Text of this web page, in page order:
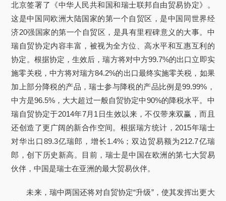
北京签署了《中华人民共和国和瑞士联邦自由贸易协定》。
这是中国同欧洲大陆国家的第一个自贸区，是中国同世界经
济20强国家的第一个自贸区，是具有里程碑意义的大事。中
瑞自贸协定内容丰富，被视为全方位、高水平和互惠互利的
协定。根据协定，生效后，瑞方将对中方99.7%的出口立即实
施零关税，中方将对瑞方84.2%的出口最终实施零关税，如果
加上部分降税的产品，瑞士参与降税的产品比例是99.99%，
中方是96.5%，大大超过一般自贸协定中90%的降税水平。中
瑞自贸协定于2014年7月1日生效以来，不仅带来双赢，而且
还创造了更广阔的新合作空间。根据瑞方统计，2015年瑞士
对华出口89.3亿瑞郎，增长1.4%；双边贸易额为212.7亿瑞
郎，创下历史新高。目前，瑞士是中国在欧洲的第七大贸易
伙伴，中国是瑞士在亚洲的最大贸易伙伴。
未来，瑞中两国还将对自贸协定“升级”，使其发挥出更大